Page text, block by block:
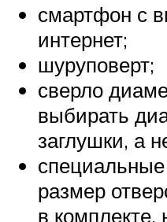
смартфон с
интернет;
шуруповерт;
сверло
выбирать
заглушки, а
размер
в комплекте,